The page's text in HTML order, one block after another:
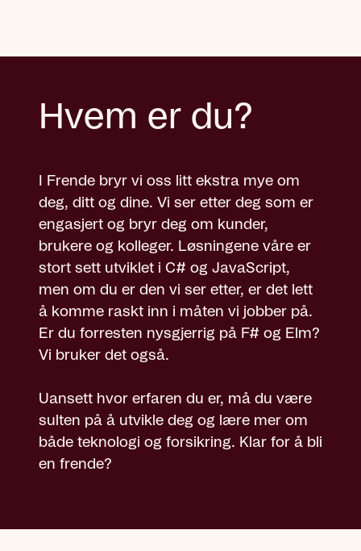
Hvem er du?
I Frende bryr vi oss litt ekstra mye om
deg, ditt og dine. Vi ser etter deg som er
engasjert og bryr deg om kunder,
brukere og kolleger. Løsningene våre er
stort sett utviklet i C# og JavaScript,
men om du er den vi ser etter, er det lett
å komme raskt inn i måten vi jobber på.
Er du forresten nysgjerrig på F# og Elm?
Vi bruker det også.
Uansett hvor erfaren du er, må du være
sulten på å utvikle deg og lære mer om
både teknologi og forsikring. Klar for å bli
en frende?